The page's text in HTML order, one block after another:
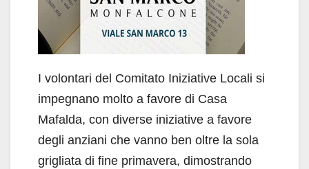
I volontari del Comitato Iniziative Locali si
impegnano molto a favore di Casa
Mafalda, con diverse iniziative a favore
degli anziani che vanno ben oltre la sola
grigliata di fine primavera, dimostrando